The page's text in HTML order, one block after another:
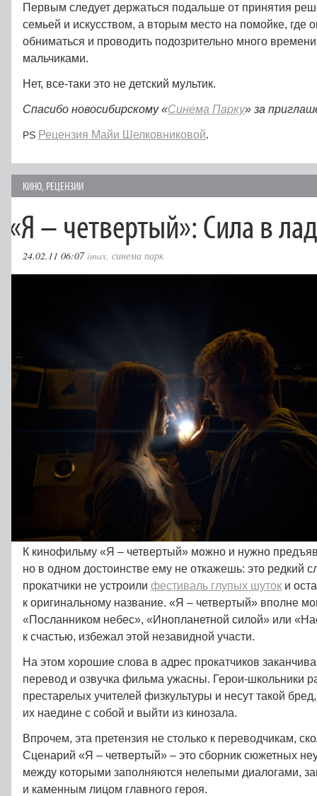
Первым следует держаться подальше от принятия
семьей и искусством, а вторым место на помойке, где
обниматься и проводить подозрительно много
мальчиками.
Нет, все-таки это не детский мультик.
Спасибо новосибирскому «Синема Парку» за
PS Рецензия Майи Шелковниковой.
КИНО, РЕЦЕНЗИИ
«Я – четвертый»: Сила в
24.02.11 06:07 imax синема парк
К кинофильму «Я – четвертый» можно и нужно
но в одном достоинстве ему не откажешь: это редкий
прокатчики не устроили фестиваль глупых шуток и
к оригинальному название. «Я – четвертый» вполне
«Посланником небес», «Инопланетной силой» или
к счастью, избежал этой незавидной участи.
На этом хорошие слова в адрес прокатчиков
перевод и озвучка фильма ужасны. Герои-школьники
престарелых учителей физкультуры и несут такой
их наедине с собой и выйти из кинозала.
Впрочем, эта претензия не столько к переводчикам,
Сценарий «Я – четвертый» – это сборник сюжетных
между которыми заполняются нелепыми диалогами,
и каменным лицом главного героя.